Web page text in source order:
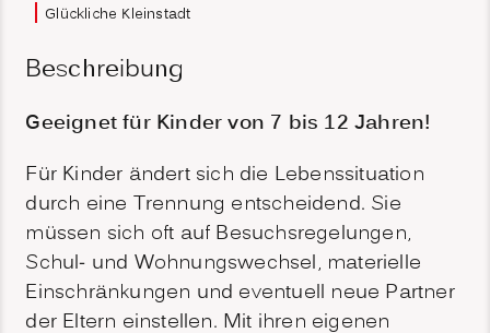
Glückliche Kleinstadt
Beschreibung
Geeignet für Kinder von 7 bis 12 Jahren!
Für Kinder ändert sich die Lebenssituation
durch eine Trennung entscheidend. Sie
müssen sich oft auf Besuchsregelungen,
Schul- und Wohnungswechsel, materielle
Einschränkungen und eventuell neue Partner
der Eltern einstellen. Mit ihren eigenen